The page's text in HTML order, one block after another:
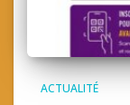
ACTUALITÉ